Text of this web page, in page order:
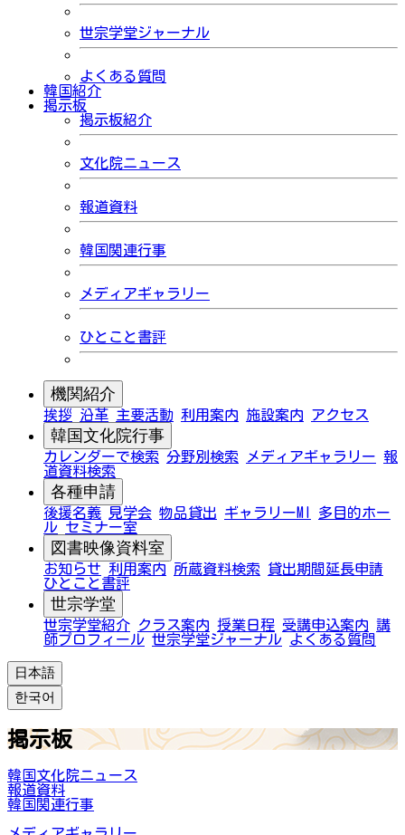
世宗学堂ジャーナル
よくある質問
韓国紹介
掲示板
掲示板紹介
文化院ニュース
報道資料
韓国関連行事
メディアギャラリー
ひとこと書評
機関紹介
挨拶 沿革 主要活動 利用案内 施設案内 アクセス
韓国文化院行事
カレンダーで検索 分野別検索 メディアギャラリー 報
道資料検索
各種申請
後援名義 見学会 物品貸出 ギャラリーMI
多目的ホー
ル セミナー室
図書映像資料室
お知らせ 利用案内 所蔵資料検索
貸出期間延長申請
ひとこと書評
世宗学堂
世宗学堂紹介 クラス案内 授業日程 受講申込案内 講
師プロフィール 世宗学堂ジャーナル よくある質問
日本語
한국어
掲示板
韓国文化院ニュース
報道資料
韓国関連行事